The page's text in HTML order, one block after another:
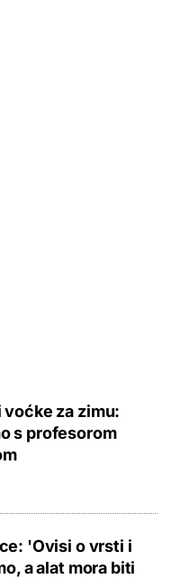
za zimu:
s profesorom
'Ovisi o vrsti i
a alat mora biti